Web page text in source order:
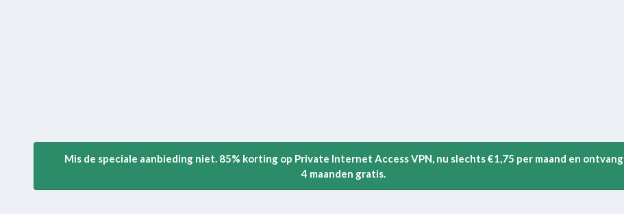
Mis de speciale aanbieding niet. 85% korting op Private Internet Access VPN, nu slechts €1,75 per maand en ontvang
4 maanden gratis.